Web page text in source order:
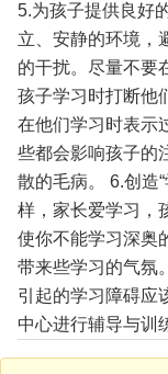
5.为孩子提供良好
立、安静的环境，
的干扰。尽量不要
孩子学习时打断他
在他们学习时表示
些都会影响孩子的
散的毛病。
6.创造
样，家长爱学习，
使你不能学习深奥
带来些学习的气氛。
引起的学习障碍应
中心进行辅导与训